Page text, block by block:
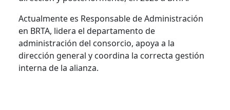
Actualmente es Responsable de Administración
en BRTA, lidera el departamento de
administración del consorcio, apoya a la
dirección general y coordina la correcta gestión
interna de la alianza.